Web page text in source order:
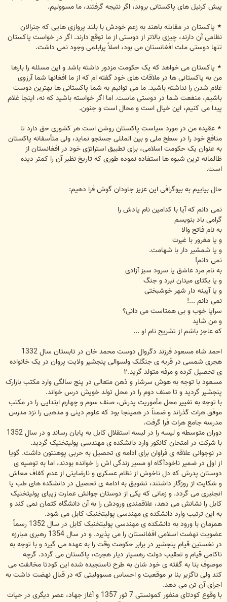
پیش کرنیل های پاکستانی بروند، اگر نتیجه گرفتند، ما مسوولیم.
٭ پاکستان در مقابله باهند به زعم خودش با بلند پروازی هایی که جنرالان
نظامی آن دارند، چیزی بالاتر از دوستی از ما توقع دارند. اگر در خواست پاکستان
تنها دوستی ملت افغانستان می بود، اصلاً پرابلمی وجود نمی داشت.
٭ پاکستان می خواهد که یک حکومت مزدور داشته باشد و این مسئله را بارها
من به پاکستانی ها در ملاقات های خود گفته ام که از ما افغانها شما آرزوی
غلام شدن را نداشته باشید. ما می توانیم به شما پاکستانی ها بهترین دوست
باشیم، منفعت شما در دوستی ماست. اما اگر خواسته باشید که نه، اینجا غلام
پیدا می کنیم، این خیال است و محال است و جنون.
٭ عقیده من در مورد سیاست پاکستان روشن است هر کشوری حق دارد تا
منافع خود را در سطح ملی و بین المللی جستجو نماید، ولی متأسفانه پاکستان
به عنوان یک حکومت اسلامی، برای تطبیق استراتژی خود در افغانستان از
ظالمانه ترین شیوه ها استفاده نموده طوری که تاریخ نظیر آن را کمتر دیده
است.
حال بیاییم به بیوگرافی این عزیز جاودان گوش فرا دهیم:
نمی دانم که آیا با کدامین نام یادش را
گرامی باد بنویسم
به نام فاتح والا
و یا مغرور با غیرت
و یا شمشیر دار با شهامت.
نمی دانم!
به نام مرد عاشق یا سرود سبز آزادی
و یا یکتای میدان نبرد و جنگ
و یا آیینه دار شهر خوشبختی
نمی دانم ...!
سراپا خوب و بی همتاست می دانی؟
و من شاید
که عاجز باشم از تشریح نام او ...
احمد شاه مسعود فرزند دگروال دوست محمد خان در تابستان سال 1332
هجری شمسی در قریه ی جنگلک ولسوالی پنجشیر ولایت پروان در یک خانواده
ی تحصیل کرده و مرفه متولد گرید.۲
مسعود با توجه به هوش سرشار و ذهن متعالی در پنج سالگی وارد مکتب بازارک
پنجشیر گردید و تا صنف دوم را در محل تولد خویش درس خواند.
با توجه به تغییر محل مأموریت پدرش، صنف سوم و چهارم ابتدایی را در مکتب
موفق هرات گذراند و ضمناً در همینجا بود که علوم دینی و مذهبی را نزد مدرس
مدرسه جامع هرات فرا گرفت.
دوران متوسطه و لیسه را در لیسه استقلال کابل به پایان رساند و در سال 1352
با شرکت در امتحان کانکور وارد دانشکده ی مهندسی پولیتخنیک گردید.
در نوجوانی علاقه ی فراوان برای ادامه ی تحصیل به حربی پوهنتون داشت. گویا
از اول در ضمیر ناخودآگاه او مسیر زندگی اش را خوانده بودند، اما به توصیه ی
دوستان پدرش که دل ناخوش از نظام عسکری و نارضایتی از عدم کفاف معاش
و شکایت از روزگار داشتند، تشویق به ادامه ی تحصیل در دانشکده های طب یا
انجنیری می گردد. و زمانی که یکی از دوستان جوانش عمارت زیبای پولیتخنیک
کابل را نشانش می دهد، علاقمندی ورودش را به آن دانشگاه کتمان نمی کند و
به این ترتیب وارد دانشکده ی مهندسی پولیتخنیک کابل می شود.
همزمان با ورود به دانشکده ی مهندسی پولیتخنیک کابل در سال 1352 رسماً
عضویت نهضت اسلامی افغانستان را می پذیرد. و در سال 1354 رهبری مبارزه
در نخستین قیام پنجشیر در برابر حکومت وقت را به عهده می گیرد و با توجه به
ناکامی قیام و تعقیب دولت رهسپار دیار هجرت، پاکستان می گردد. گرچه
موصوف بنا به گفته ی خود شان به طرح ناسنجیده شده این کودتا مخالفت می
کند ولی ناگزیر بنا بر موقعیت و احساس مسوولیتی که در قبال نهضت داشت به
اجرای آن تن می دهد.
با وقوع کودتای منفور کمونستی 7 ثور 1357 و آغاز جهاد، عصر دیگری در حیات